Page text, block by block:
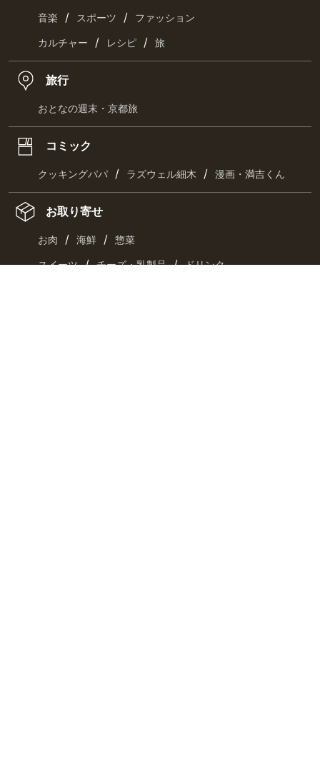
音楽 / スポーツ / ファッション
カルチャー / レシピ / 旅
旅行
おとなの週末・京都旅
コミック
クッキングパパ / ラズウェル細木 / 漫画・満吉くん
お取り寄せ
お肉 / 海鮮 / 惣菜
スイーツ / チーズ・乳製品 / ドリンク